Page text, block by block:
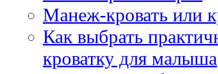
Манеж-кровать или
Как выбрать
кроватку для малыша